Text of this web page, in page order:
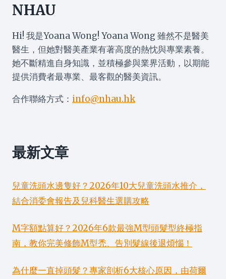
NHAU
Hi! 我是Yoana Wong! Yoana Wong 雖然不是醫美
醫生，但她對醫美產業有著高度的熱忱與專業素養。
她不斷精進自身知識，並積極參與業界活動，以期能
提供消費者最專業、最客觀的醫美資訊。
合作聯絡方式： info@nhau.hk
最新文章
兒童洗頭水邊隻好？2026年10大兒童洗頭水推介，
結合消委會報告及兒科醫生選購攻略
M字額點算好？2026年6款最強M型頭髮型終極指
南，教你完美修飾M型禿、告別髮線後退煩惱！
為什麼一直掉頭髮？專家剖析6大核心原因，由荷爾